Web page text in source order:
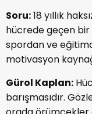
Soru:18 yıllık
hücrede geçen bir
spordan ve
motivasyon
Gürol Kaplan:
barışmasıdır.